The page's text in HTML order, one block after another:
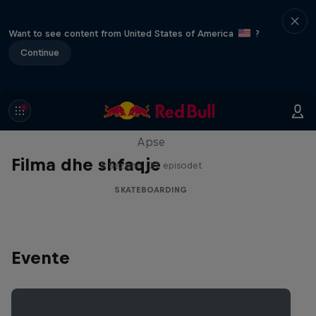
Want to see content from United States of America
?
Continue
Filma dhe shfaqje
Skate Tales
Apse
5 Sezone · 27 episodet
SKATEBOARDING
Evente